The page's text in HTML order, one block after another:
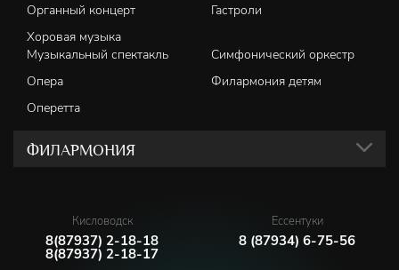
Органный концерт
Гастроли
Хоровая музыка
Музыкальный спектакль
Симфонический оркестр
Опера
Филармония детям
Оперетта
ФИЛАРМОНИЯ
Кисловодск
8(87937) 2-18-18
8(87937) 2-18-17
Ессентуки
8 (87934) 6-75-56